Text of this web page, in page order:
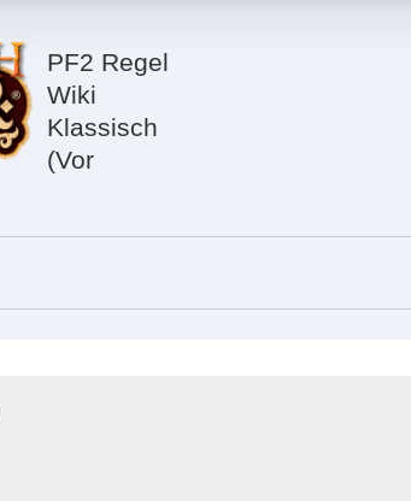
PF2 Regel
Wiki
Klassisch
(Vor